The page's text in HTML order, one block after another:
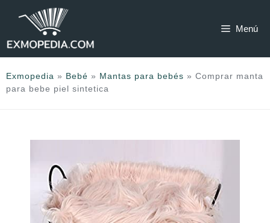
Menú
Exmopedia » Bebé » Mantas para bebés » Comprar manta
para bebe piel sintetica